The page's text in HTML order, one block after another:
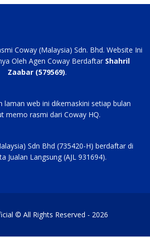
Coway (Malaysia) Sdn. Bhd. Website Ini
Oleh Agen Coway Berdaftar Shahril
Zaabar (579569).
laman web ini dikemaskini setiap bulan
memo rasmi dari Coway HQ.
Sdn Bhd (735420-H) berdaftar di
Jualan Langsung (AJL 931694).
© All Rights Reserved - 2026